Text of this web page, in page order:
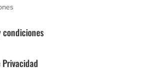
condiciones